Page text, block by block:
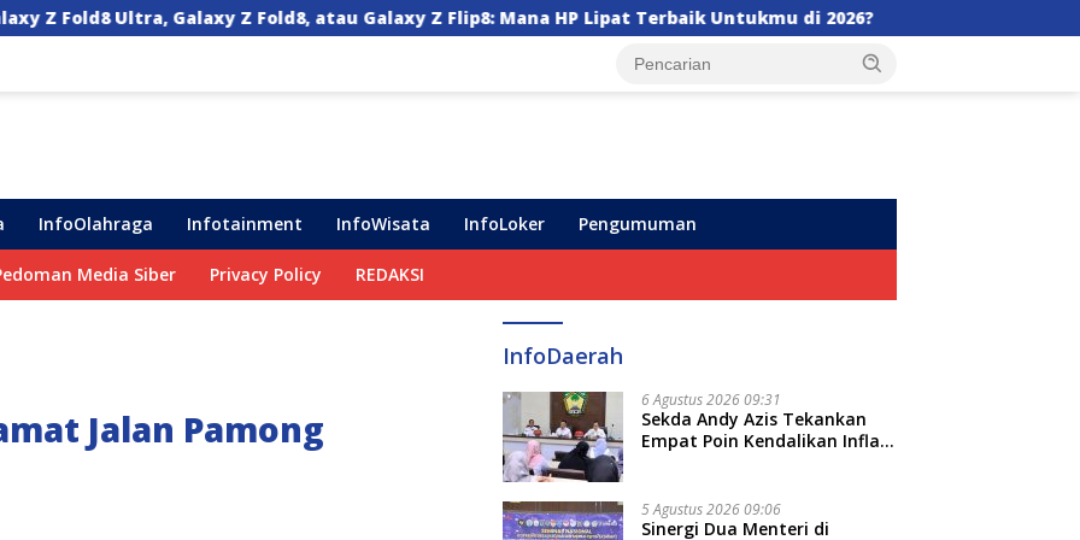
atau Galaxy Z Flip8: Mana HP Lipat Terbaik Untukmu di 2026? Appi di HUT Perumda Air Minum
InfoOlahraga Infotainment InfoWisata InfoLoker Pengumuman
Media Siber Privacy Policy REDAKSI
Jalan Pamong
InfoDaerah
6 Agustus 2026 09:31
Sekda Andy Azis Tekankan
Empat Poin Kendalikan Inflasi
5 Agustus 2026 09:06
Sinergi Dua Menteri di